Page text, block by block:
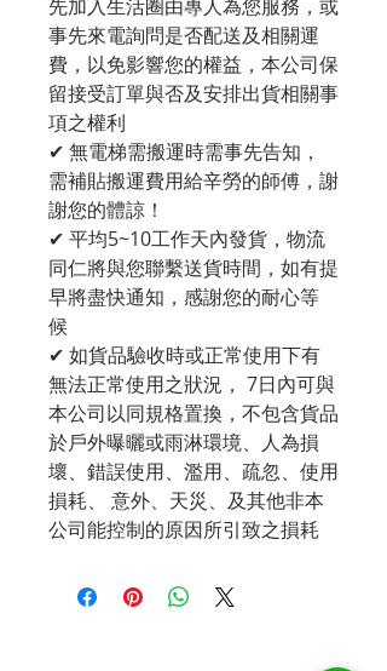
先加入生活圈由專人為您服務，或
事先來電詢問是否配送及相關運
費，以免影響您的權益，本公司保
留接受訂單與否及安排出貨相關事
項之權利
✔ 無電梯需搬運時需事先告知，
需補貼搬運費用給辛勞的師傅，謝
謝您的體諒！
✔ 平均5~10工作天內發貨，物流
同仁將與您聯繫送貨時間，如有提
早將盡快通知，感謝您的耐心等
候
✔ 如貨品驗收時或正常使用下有
無法正常使用之狀況， 7日內可與
本公司以同規格置換，不包含貨品
於戶外曝曬或雨淋環境、人為損
壞、錯誤使用、濫用、疏忽、使用
損耗、 意外、天災、及其他非本
公司能控制的原因所引致之損耗